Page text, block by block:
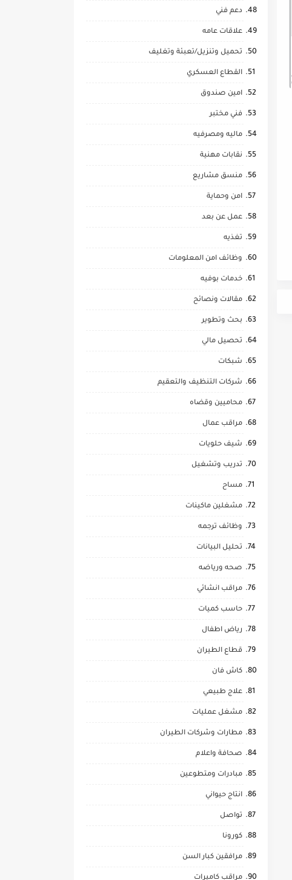
دعم فني
علاقات عامه
تحميل وتنزيل/تعبئة وتغليف
القطاع العسكري
امين صندوق
فني مختبر
ماليه ومصرفيه
نقابات مهنية
منسق مشاريع
امن وحماية
عمل عن بعد
تغذيه
وظائف امن المعلومات
خدمات بوفيه
مقالات ونصائح
بحث وتطوير
تحصيل مالي
شبكات
شركات التنظيف والتعقيم
محاميين وقضاه
مراقب عمال
شيف حلويات
تدريب وتشغيل
مساح
مشغلين ماكينات
وظائف ترجمه
تحليل البيانات
صحه ورياضه
مراقب انشائي
حاسب كميات
رياض اطفال
قطاع الطيران
كاش فان
علاج طبيعي
مشغل عمليات
مطارات وشركات الطيران
صحافة واعلام
مبادرات ومتطوعين
انتاج حيواني
تواصل
كورونا
مرافقين كبار السن
مراقب كاميرات